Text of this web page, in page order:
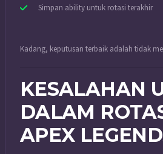
Simpan ability untuk rotasi terakhir
Kadang, keputusan terbaik adalah tidak
KESALAHAN
DALAM
APEX